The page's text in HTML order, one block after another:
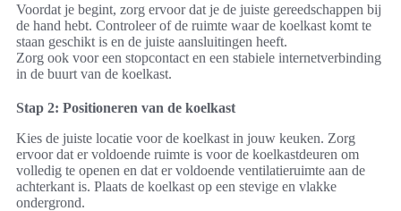
Voordat je begint, zorg ervoor dat je de juiste gereedschappen bij
de hand hebt. Controleer of de ruimte waar de koelkast komt te
staan geschikt is en de juiste aansluitingen heeft.
Zorg ook voor een stopcontact en een stabiele internetverbinding
in de buurt van de koelkast.
Stap 2: Positioneren van de koelkast
Kies de juiste locatie voor de koelkast in jouw keuken. Zorg
ervoor dat er voldoende ruimte is voor de koelkastdeuren om
volledig te openen en dat er voldoende ventilatieruimte aan de
achterkant is. Plaats de koelkast op een stevige en vlakke
ondergrond.